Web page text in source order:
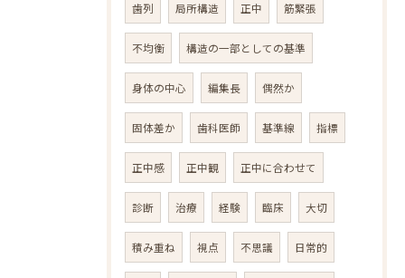
歯列 局所構造 正中 筋緊張
不均衡 構造の一部としての基準
身体の中心 編集長 偶然か
固体差か 歯科医師 基準線 指標
正中感 正中観 正中に合わせて
診断 治療 経験 臨床 大切
積み重ね 視点 不思議 日常的